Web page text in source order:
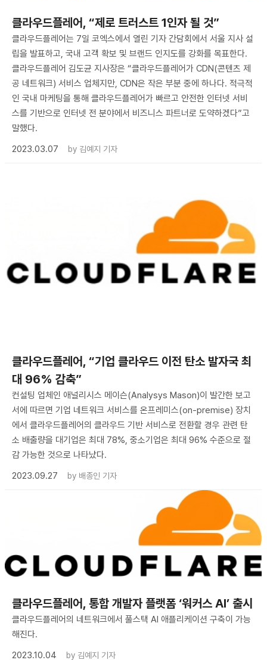
클라우드플레어, “제로 트러스트 1인자 될 것”
클라우드플레어는 7일 코엑스에서 열린 기자 간담회에서 서울 지사 설
립을 발표하고, 국내 고객 확보 및 브랜드 인지도를 강화를 목표한다.
클라우드플레어 김도균 지사장은 “클라우드플레어가 CDN(콘텐츠 제
공 네트워크) 서비스 업체지만, CDN은 작은 부분 중에 하나다. 적극적
인 국내 마케팅을 통해 클라우드플레어가 빠르고 안전한 인터넷 서비
스를 기반으로 인터넷 전 분야에서 비즈니스 파트너로 도약하겠다”고
말했다.
2023.03.07
by 김예지 기자
클라우드플레어, “기업 클라우드 이전 탄소 발자국 최
대 96% 감축”
컨설팅 업체인 애널리시스 메이슨(Analysys Mason)이 발간한 보고
서에 따르면 기업 네트워크 서비스를 온프레미스(on-premise) 장치
에서 클라우드플레어의 클라우드 기반 서비스로 전환할 경우 관련 탄
소 배출량을 대기업은 최대 78%, 중소기업은 최대 96% 수준으로 절
감 가능한 것으로 나타났다.
2023.09.27
by 배종인 기자
클라우드플레어, 통합 개발자 플랫폼 ‘워커스 AI’ 출시
클라우드플레어의 네트워크에서 풀스택 AI 애플리케이션 구축이 가능
해진다.
2023.10.04
by 김예지 기자